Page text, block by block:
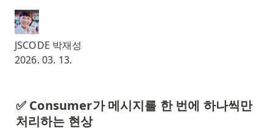
JSCODE 박재성
2026. 03. 13.
✅ Consumer가 메시지를 한 번에 하나씩만
처리하는 현상